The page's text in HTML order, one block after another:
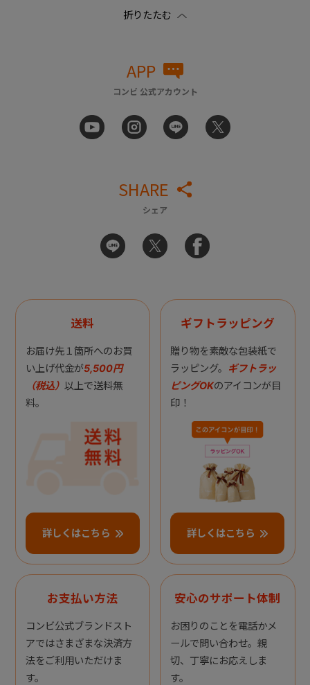
APP
コンビ 公式アカウント
SHARE
シェア
送料
お届け先１箇所へのお買
い上げ代金が5,500円
（税込） 以上で送料無
料。
詳しくはこちら
ギフトラッピング
贈り物を素敵な包装紙で
ラッピング。 ギフトラッ
ピングOKのアイコンが目
印！
詳しくはこちら
お支払い方法
コンビ公式ブランドスト
アではさまざまな決済方
法をご利用いただけま
す。
安心のサポート体制
お困りのことを電話かメ
ールで問い合わせ。親
切、丁寧にお応えしま
す。